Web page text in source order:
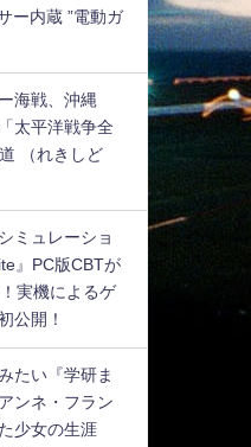
ー内蔵 ”電動ガ
海戦、沖縄
太平洋戦争全
（れきしど
ミュレーショ
』PC版CBTが
実機によるゲ
公開！
たい『学研ま
ンネ・フラン
少女の生涯